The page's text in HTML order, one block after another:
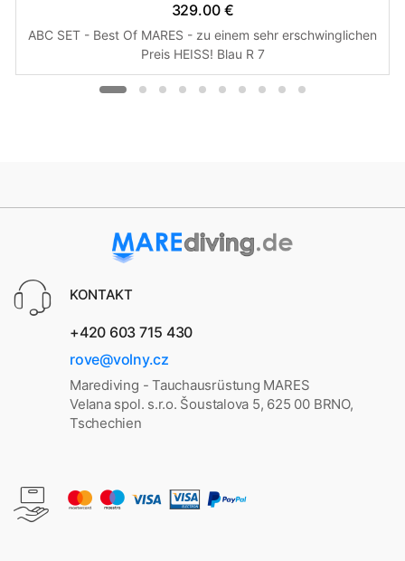
329.00 €
ABC SET - Best Of MARES - zu einem sehr erschwinglichen
Preis HEISS! Blau R 7
KONTAKT
+420 603 715 430
rove@volny.cz
Marediving - Tauchausrüstung MARES
Velana spol. s.r.o. Šoustalova 5, 625 00 BRNO,
Tschechien